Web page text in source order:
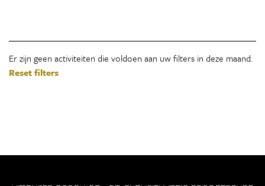
Er zijn geen activiteiten die voldoen aan uw filters in deze maand.
Reset filters